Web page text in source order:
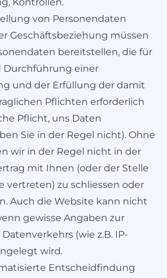
von Personendaten
Geschäftsbeziehung müssen
bereitstellen, die für
Durchführung einer
und der Erfüllung der damit
Pflichten erforderlich
Pflicht, uns Daten
Sie in der Regel nicht). Ohne
wir in der Regel nicht in der
mit Ihnen (oder der Stelle
vertreten) zu schliessen oder
Auch die Website kann nicht
gewisse Angaben zur
(wie z.B. IP-
wird.
Entscheidfindung